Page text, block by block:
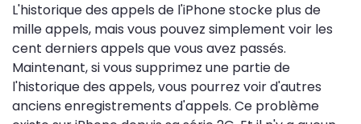
L'historique des appels de l'iPhone stocke plus de
mille appels, mais vous pouvez simplement voir les
cent derniers appels que vous avez passés.
Maintenant, si vous supprimez une partie de
l'historique des appels, vous pourrez voir d'autres
anciens enregistrements d'appels. Ce problème